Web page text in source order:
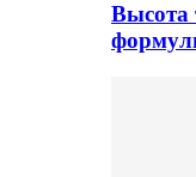
Высота